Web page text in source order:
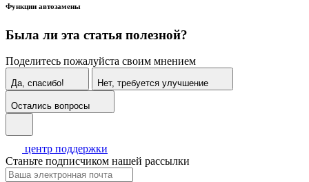
Функции автозамены
Была ли эта статья полезной?
Поделитесь пожалуйста своим мнением
Да, спасибо! Нет, требуется улучшение
Остались вопросы
центр поддержки
Станьте подписчиком нашей рассылки